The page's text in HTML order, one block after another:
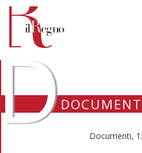
Documenti,